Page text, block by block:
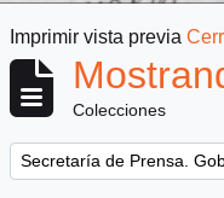
Imprimir vista previa
Colecciones
Remove filter:
Secretaría de Prensa.